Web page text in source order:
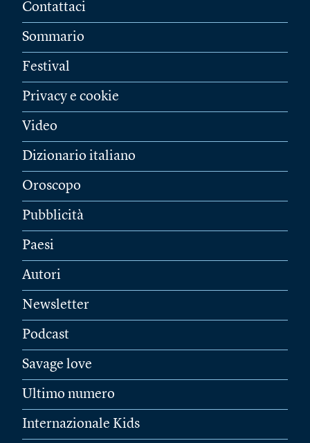
Contattaci
Sommario
Festival
Privacy e cookie
Video
Dizionario italiano
Oroscopo
Pubblicità
Paesi
Autori
Newsletter
Podcast
Savage love
Ultimo numero
Internazionale Kids